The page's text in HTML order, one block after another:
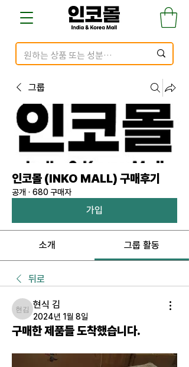
그룹
인코몰 (INKO MALL) 구매후기
공개 · 680 구매자
가입
소개 그룹 활동
뒤로
현식 김
현식 김
2024년 1월 8일
구매한 제품들 도착했습니다.